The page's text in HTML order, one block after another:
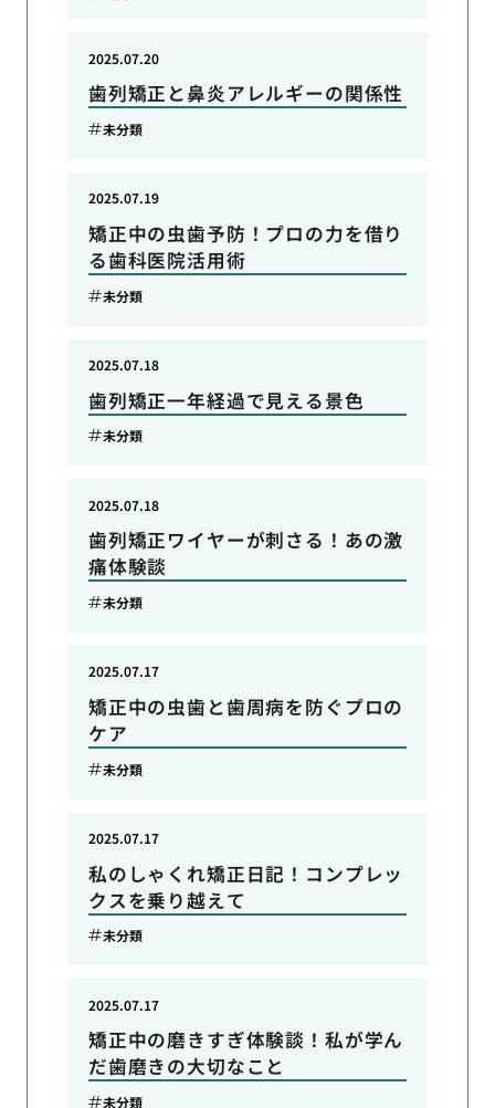
歯列矯正と鼻炎アレルギーの関係性
2025.07.20
未分類
矯正中の虫歯予防！プロの力を借り
る歯科医院活用術
2025.07.19
未分類
歯列矯正一年経過で見える景色
2025.07.18
未分類
歯列矯正ワイヤーが刺さる！あの激
痛体験談
2025.07.18
未分類
矯正中の虫歯と歯周病を防ぐプロの
ケア
2025.07.17
未分類
私のしゃくれ矯正日記！コンプレッ
クスを乗り越えて
2025.07.17
未分類
矯正中の磨きすぎ体験談！私が学ん
だ歯磨きの大切なこと
2025.07.17
未分類